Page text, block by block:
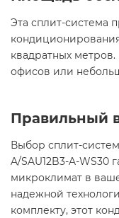
Эта сплит-система
квадратных
офисов или
Правильный
Выбор сплит-
A/SAU12B3-A-WS30
микроклимат в
надежной
комплекту, этот